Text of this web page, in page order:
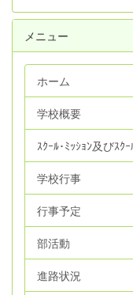
メニュー
ホーム
学校概要
ｽｸｰﾙ･ﾐｯｼｮﾝ及びｽｸ
学校行事
行事予定
部活動
進路状況